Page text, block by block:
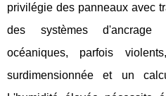
privilégie des panneaux avec
des systèmes d'ancrage
océaniques, parfois
surdimensionnée et un